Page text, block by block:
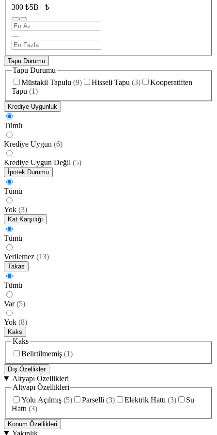
300 ₺5B+ ₺
—
Tapu Durumu
Tapu Durumu
Müstakil Tapulu (9) Hisseli Tapu (3)
Kooperatiften
Tapu (1)
Krediye Uygunluk
Tümü
Krediye Uygun (6)
Krediye Uygun Değil (5)
İpotek Durumu
Tümü
Yok (3)
Kat Karşılığı
Tümü
Verilemez (13)
Takas
Tümü
Var (5)
Yok (8)
Kaks
Kaks
Belirtilmemiş (1)
Dış Özellikler
Altyapı Özellikleri
Altyapı Özellikleri
Yolu Açılmış (5) Parselli (3) Elektrik Hattı (3)
Su
Hattı (3)
Konum Özellikleri
Yakınlık